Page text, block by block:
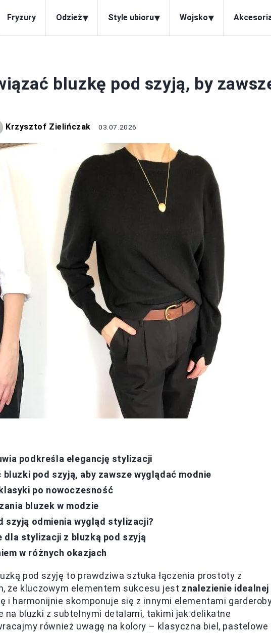
Fryzury Odzież▾ Style ubioru▾ Wojsko▾
bluzkę pod szyją, by
Krzysztof Zielińczak 03.07.2026
podkreśla elegancję stylizacji
pod szyją, aby zawsze wyglądać modnie
po nowoczesność
bluzek w modzie
szyją odmienia wygląd stylizacji?
dla stylizacji z bluzką pod szyją
w różnych okazjach
pod szyję to prawdziwa sztuka łączenia prostoty z
że kluczowym elementem sukcesu jest znalezienie idealnej
i harmonijnie skomponuje się z innymi elementami
na bluzki z subtelnymi detalami, takimi jak delikatne
również uwagę na kolory – klasyczna biel, pastelowe